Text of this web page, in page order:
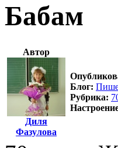
Бабам
Автор
Диля
Фазулова
Блог:
Рубрика: